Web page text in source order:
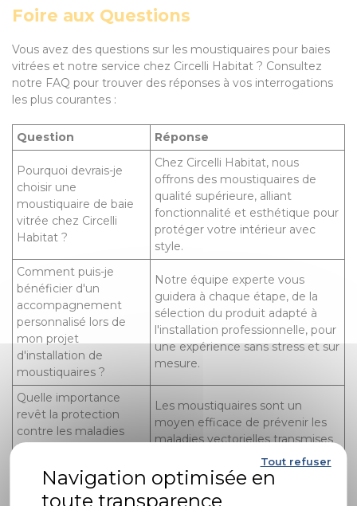
Foire aux Questions
Vous avez des questions sur les moustiquaires pour baies
vitrées et notre service chez Circelli Habitat ? Consultez
notre FAQ pour trouver des réponses à vos interrogations
les plus courantes :
Question Réponse
Pourquoi devrais-je
choisir une
moustiquaire de baie
vitrée chez Circelli
Habitat ?
Chez Circelli Habitat, nous
offrons des moustiquaires de
qualité supérieure, alliant
fonctionnalité et esthétique pour
protéger votre intérieur avec
style.
Comment puis-je
bénéficier d'un
accompagnement
personnalisé lors de
mon projet
d'installation de
moustiquaires ?
Notre équipe experte vous
guidera à chaque étape, de la
sélection du produit adapté à
l'installation professionnelle, pour
une expérience sans stress et sur
mesure.
Quelle importance
revêt la protection
contre les maladies
transmises par les
choix des
moustiquaires ?
Les moustiquaires sont un
moyen efficace de prévenir les
maladies vectorielles transmises
par les moustiques, une réalité
alarmante soulignée par des
statistiques récentes.
Tout refuser